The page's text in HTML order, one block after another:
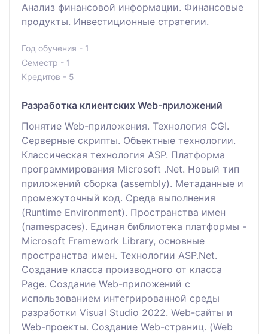
Анализ финансовой информации. Финансовые
продукты. Инвестиционные стратегии.
Год обучения - 1
Семестр - 1
Кредитов - 5
Разработка клиентских Web-приложений
Понятие Web-приложения. Технология CGI.
Серверные скрипты. Объектные технологии.
Классическая технология ASP. Платформа
программирования Microsoft .Net. Новый тип
приложений сборка (assembly). Метаданные и
промежуточный код. Среда выполнения
(Runtime Environment). Пространства имен
(namespaces). Единая библиотека платформы -
Microsoft Framework Library, основные
пространства имен. Технологии ASP.Net.
Создание класса производного от класса
Page. Создание Web-приложений с
использованием интегрированной среды
разработки Visual Studio 2022. Web-сайты и
Web-проекты. Создание Web-страниц. (Web